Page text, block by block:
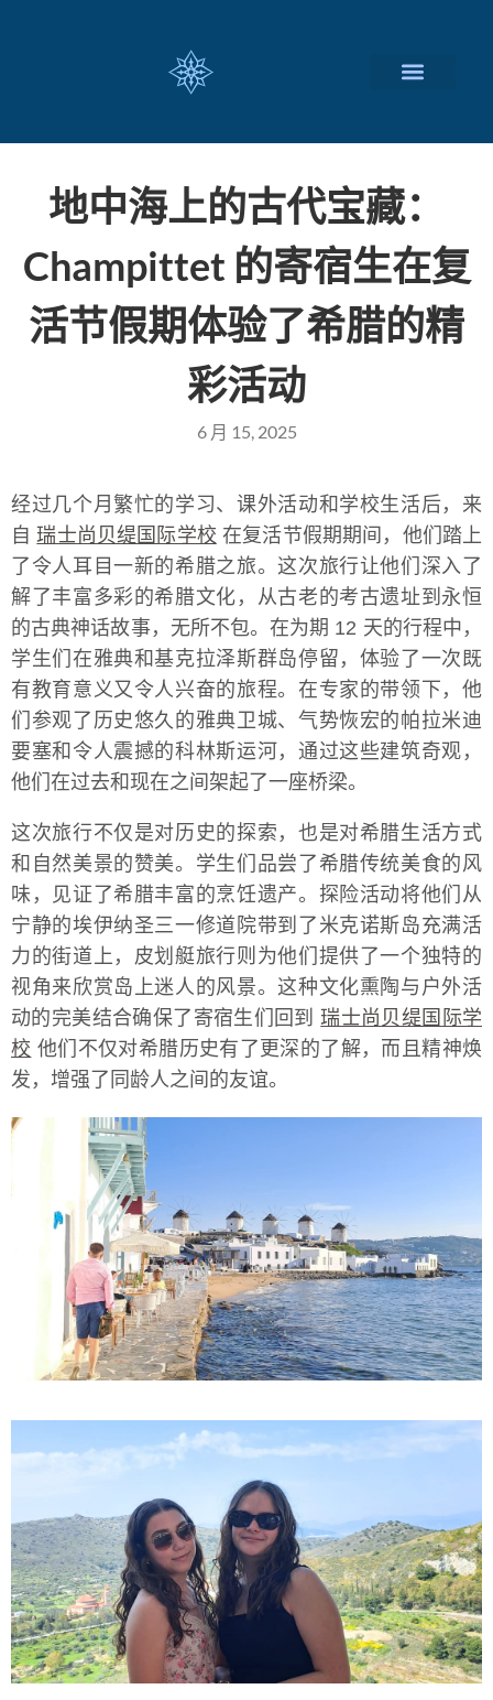
地中海上的古代宝藏：
Champittet 的寄宿生在复
活节假期体验了希腊的精
彩活动
6 月 15, 2025
经过几个月繁忙的学习、课外活动和学校生活后，来
自 瑞士尚贝缇国际学校 在复活节假期期间，他们踏上
了令人耳目一新的希腊之旅。这次旅行让他们深入了
解了丰富多彩的希腊文化，从古老的考古遗址到永恒
的古典神话故事，无所不包。在为期 12 天的行程中，
学生们在雅典和基克拉泽斯群岛停留，体验了一次既
有教育意义又令人兴奋的旅程。在专家的带领下，他
们参观了历史悠久的雅典卫城、气势恢宏的帕拉米迪
要塞和令人震撼的科林斯运河，通过这些建筑奇观，
他们在过去和现在之间架起了一座桥梁。
这次旅行不仅是对历史的探索，也是对希腊生活方式
和自然美景的赞美。学生们品尝了希腊传统美食的风
味，见证了希腊丰富的烹饪遗产。探险活动将他们从
宁静的埃伊纳圣三一修道院带到了米克诺斯岛充满活
力的街道上，皮划艇旅行则为他们提供了一个独特的
视角来欣赏岛上迷人的风景。这种文化熏陶与户外活
动的完美结合确保了寄宿生们回到 瑞士尚贝缇国际学
校 他们不仅对希腊历史有了更深的了解，而且精神焕
发，增强了同龄人之间的友谊。